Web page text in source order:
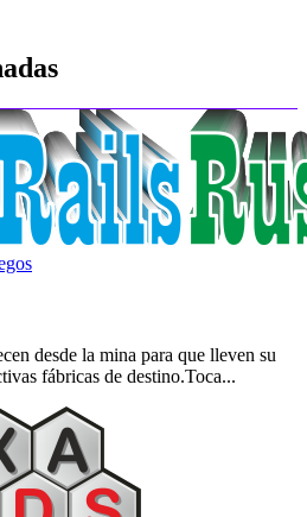
desde la mina para que lleven su
fábricas de destino.Toca...